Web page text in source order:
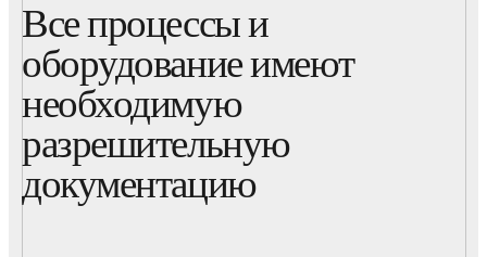
Все процессы и
оборудование имеют
необходимую
разрешительную
документацию